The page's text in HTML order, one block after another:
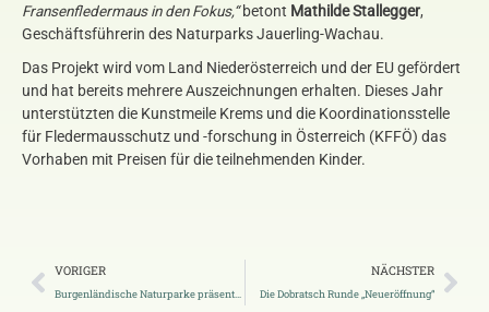
Fransenfledermaus in den Fokus,“betont Mathilde Stallegger,
Geschäftsführerin des Naturparks Jauerling-Wachau.
Das Projekt wird vom Land Niederösterreich und der EU gefördert
und hat bereits mehrere Auszeichnungen erhalten. Dieses Jahr
unterstützten die Kunstmeile Krems und die Koordinationsstelle
für Fledermausschutz und -forschung in Österreich (KFFÖ) das
Vorhaben mit Preisen für die teilnehmenden Kinder.
VORIGER
Burgenländische Naturparke präsentieren sich auf EU-Ebene in Brüssel
NÄCHSTER
Die Dobratsch Runde „Neueröffnung“